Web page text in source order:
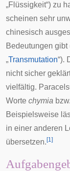
„Flüssigkeit“) zu
scheinen sehr
chinesisch
Bedeutungen gibt
„Transmutation“).
nicht sicher
vielfältig.
Worte chymia bzw.
Beispielsweise
in einer anderen
übersetzen. [1]